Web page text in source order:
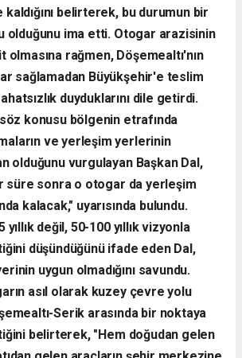
belirterek, bu durumun bir
olduğunu ima etti. Otogar arazisinin
olmasına rağmen, Döşemealtı'nın
sağlamadan Büyükşehir'e teslim
duyduklarını dile getirdi.
konusu bölgenin etrafında
ve yerleşim yerlerinin
olduğunu vurgulayan Başkan Dal,
süre sonra o otogar da yerleşim
kalacak," uyarısında bulundu.
yıllık değil, 50-100 yıllık vizyonla
düşündüğünü ifade eden Dal,
uygun olmadığını savundu.
asıl olarak kuzey çevre yolu
Serik arasında bir noktaya
belirterek, "Hem doğudan gelen